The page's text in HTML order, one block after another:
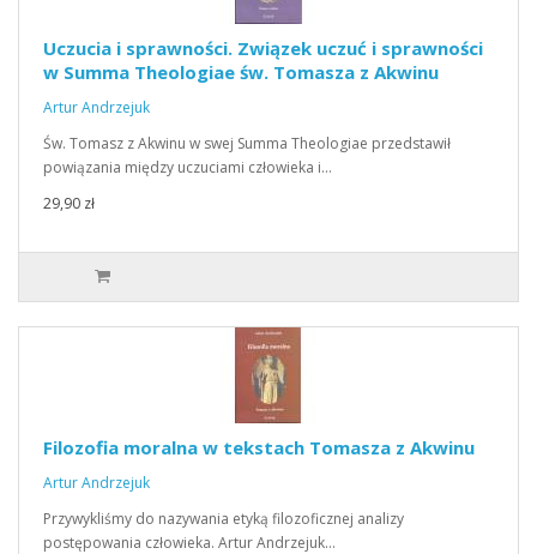
Uczucia i sprawności. Związek uczuć i sprawności
w Summa Theologiae św. Tomasza z Akwinu
Artur Andrzejuk
Św. Tomasz z Akwinu w swej Summa Theologiae przedstawił
powiązania między uczuciami człowieka i…
29,90 zł
Filozofia moralna w tekstach Tomasza z Akwinu
Artur Andrzejuk
Przywykliśmy do nazywania etyką filozoficznej analizy
postępowania człowieka. Artur Andrzejuk…